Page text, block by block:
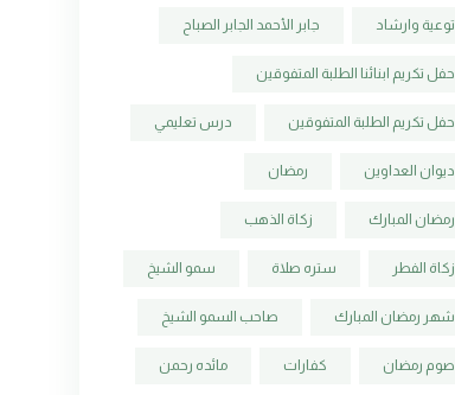
توعية وارشاد جابر الأحمد الجابر الصباح
حفل تكريم ابنائنا الطلبة المتفوقين
حفل تكريم الطلبة المتفوقين درس تعليمي
ديوان العداوين رمضان
رمضان المبارك زكاة الذهب
زكاة الفطر ستره صلاة سمو الشيخ
شهر رمضان المبارك صاحب السمو الشيخ
صوم رمضان كفارات مائده رحمن